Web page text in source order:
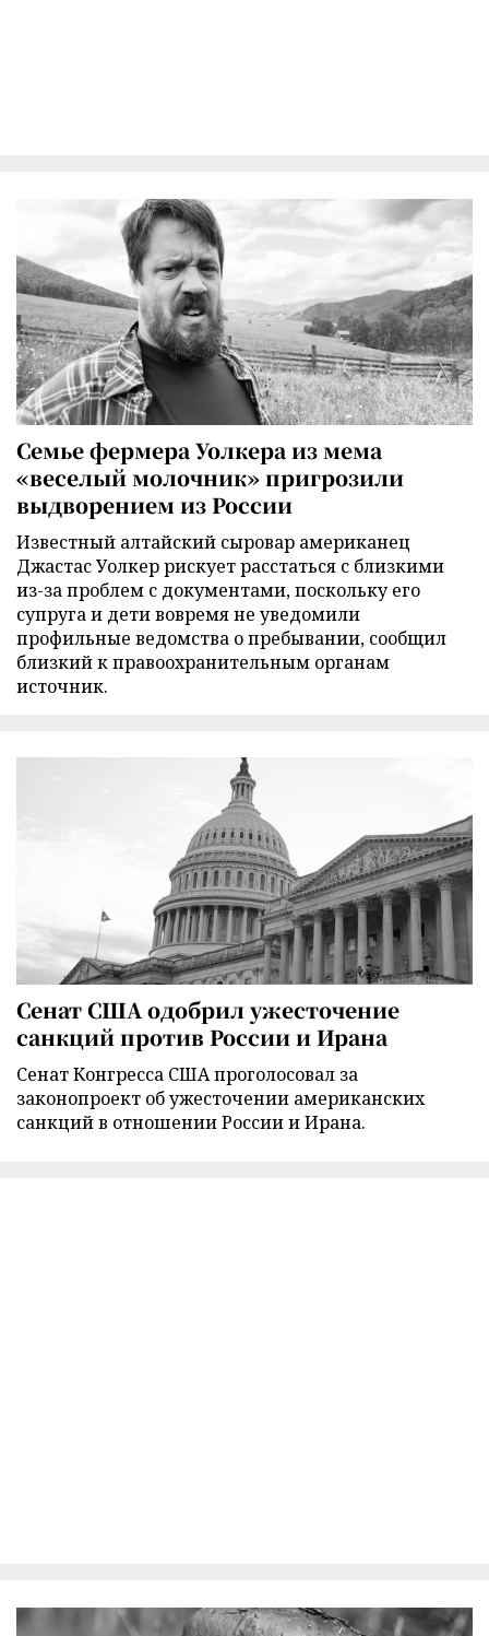
Семье фермера Уолкера из мема
«веселый молочник» пригрозили
выдворением из России
Известный алтайский сыровар американец
Джастас Уолкер рискует расстаться с близкими
из-за проблем с документами, поскольку его
супруга и дети вовремя не уведомили
профильные ведомства о пребывании, сообщил
близкий к правоохранительным органам
источник.
Сенат США одобрил ужесточение
санкций против России и Ирана
Сенат Конгресса США проголосовал за
законопроект об ужесточении американских
санкций в отношении России и Ирана.